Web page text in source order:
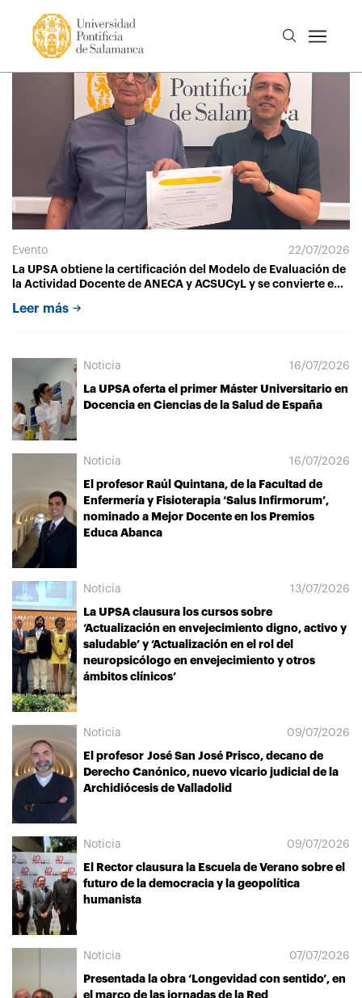
Evento
22/07/2026
La UPSA obtiene la certificación del Modelo de Evaluación de
la Actividad Docente de ANECA y ACSUCyL y se convierte en
vigente
Leer más
Noticia
16/07/2026
La UPSA oferta el primer Máster Universitario en
Docencia en Ciencias de la Salud de España
Noticia
16/07/2026
El profesor Raúl Quintana, de la Facultad de
Enfermería y Fisioterapia ‘Salus Infirmorum’,
nominado a Mejor Docente en los Premios
Educa Abanca
Noticia
13/07/2026
La UPSA clausura los cursos sobre
‘Actualización en envejecimiento digno, activo y
saludable’ y ‘Actualización en el rol del
neuropsicólogo en envejecimiento y otros
ámbitos clínicos’
Noticia
09/07/2026
El profesor José San José Prisco, decano de
Derecho Canónico, nuevo vicario judicial de la
Archidiócesis de Valladolid
Noticia
09/07/2026
El Rector clausura la Escuela de Verano sobre el
futuro de la democracia y la geopolítica
humanista
Noticia
07/07/2026
Presentada la obra ‘Longevidad con sentido’, en
el marco de las jornadas de la Red